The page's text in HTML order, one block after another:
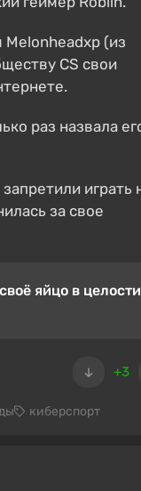
Melonheadxp (из
CS свои
раз назвала
играть
за свое
яйцо в целости
+3
киберспорт